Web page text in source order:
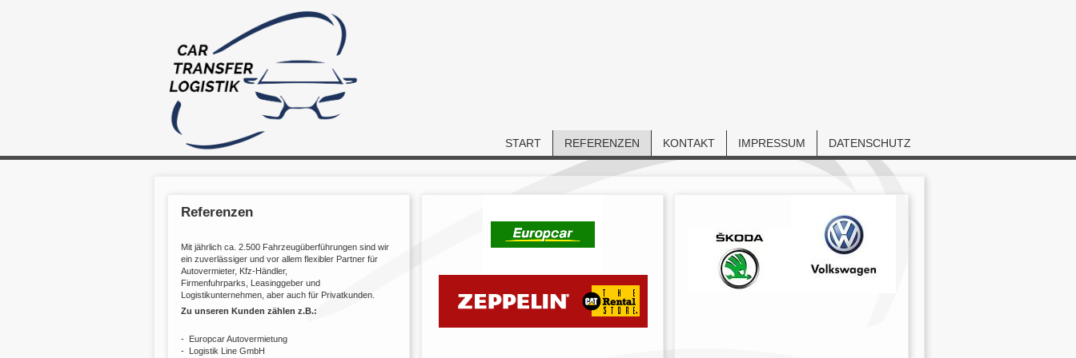
START REFERENZEN KONTAKT IMPRESSUM DATENSCHUTZ
Referenzen
Mit jährlich ca. 2.500 Fahrzeugüberführungen sind wir
ein zuverlässiger und vor allem flexibler Partner für
Autovermieter, Kfz-Händler,
Firmenfuhrparks, Leasinggeber und
Logistikunternehmen, aber auch für Privatkunden.
Zu unseren Kunden zählen z.B.:
- Europcar Autovermietung
- Logistik Line GmbH